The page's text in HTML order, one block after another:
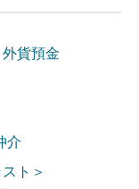
外貨預金
介
ト＞